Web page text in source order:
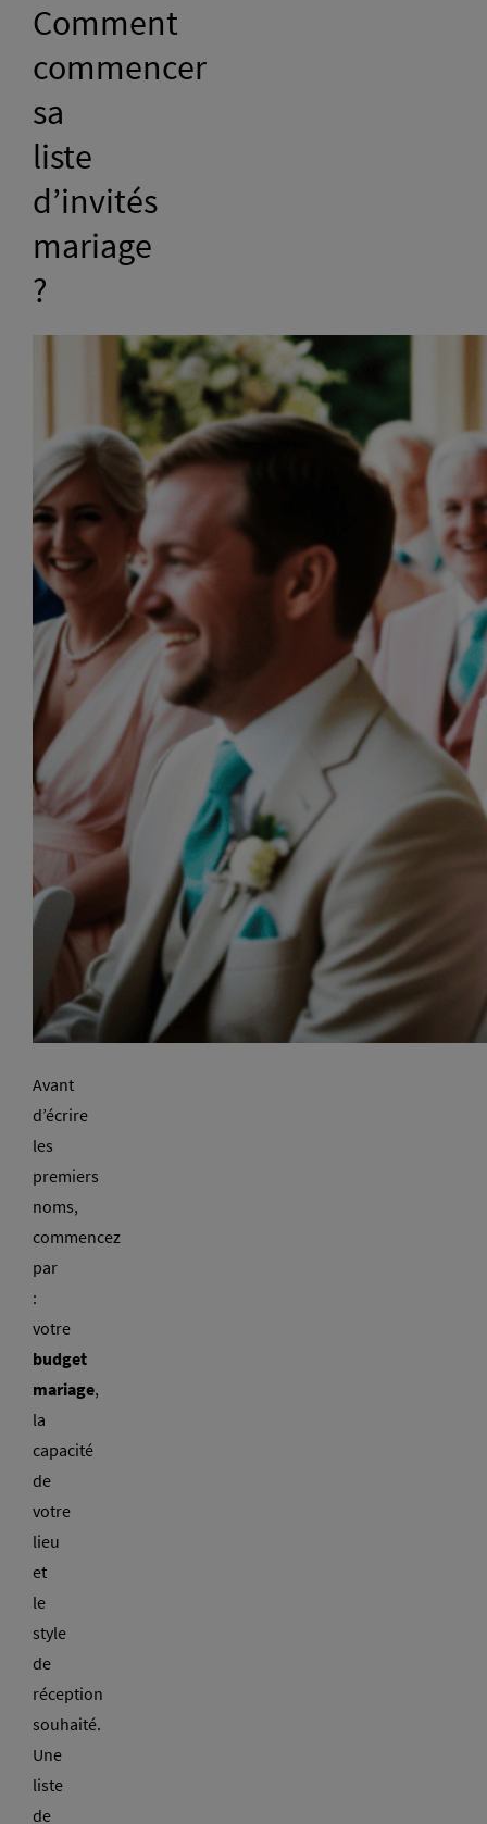
Comment
commencer
sa
liste
d’invités
mariage
?
Avant
d’écrire
les
premiers
noms,
commencez
par
:
votre
budget
mariage,
la
capacité
de
votre
lieu
et
le
style
de
réception
souhaité.
Une
liste
de